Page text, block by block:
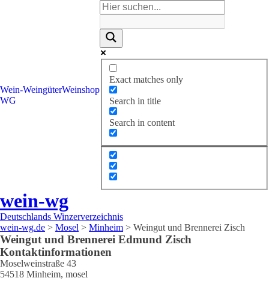
Wein-
WG
WeingüterWeinshop
Exact matches only
Search in title
Search in content
wein-wg
Deutschlands Winzerverzeichnis
wein-wg.de > Mosel > Minheim > Weingut und Brennerei Zisch
Weingut und Brennerei Edmund Zisch
Kontaktinformationen
Moselweinstraße 43
54518 Minheim, mosel